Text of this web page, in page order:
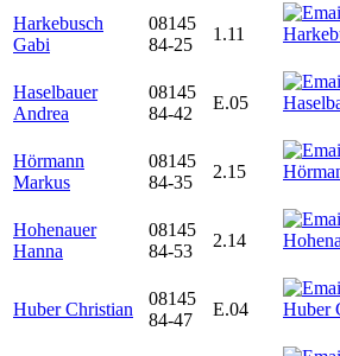
Harkebusch
Gabi
08145
84-25
1.11
Haselbauer
Andrea
08145
84-42
E.05
Hörmann
Markus
08145
84-35
2.15
Hohenauer
Hanna
08145
84-53
2.14
Huber Christian
08145
84-47
E.04